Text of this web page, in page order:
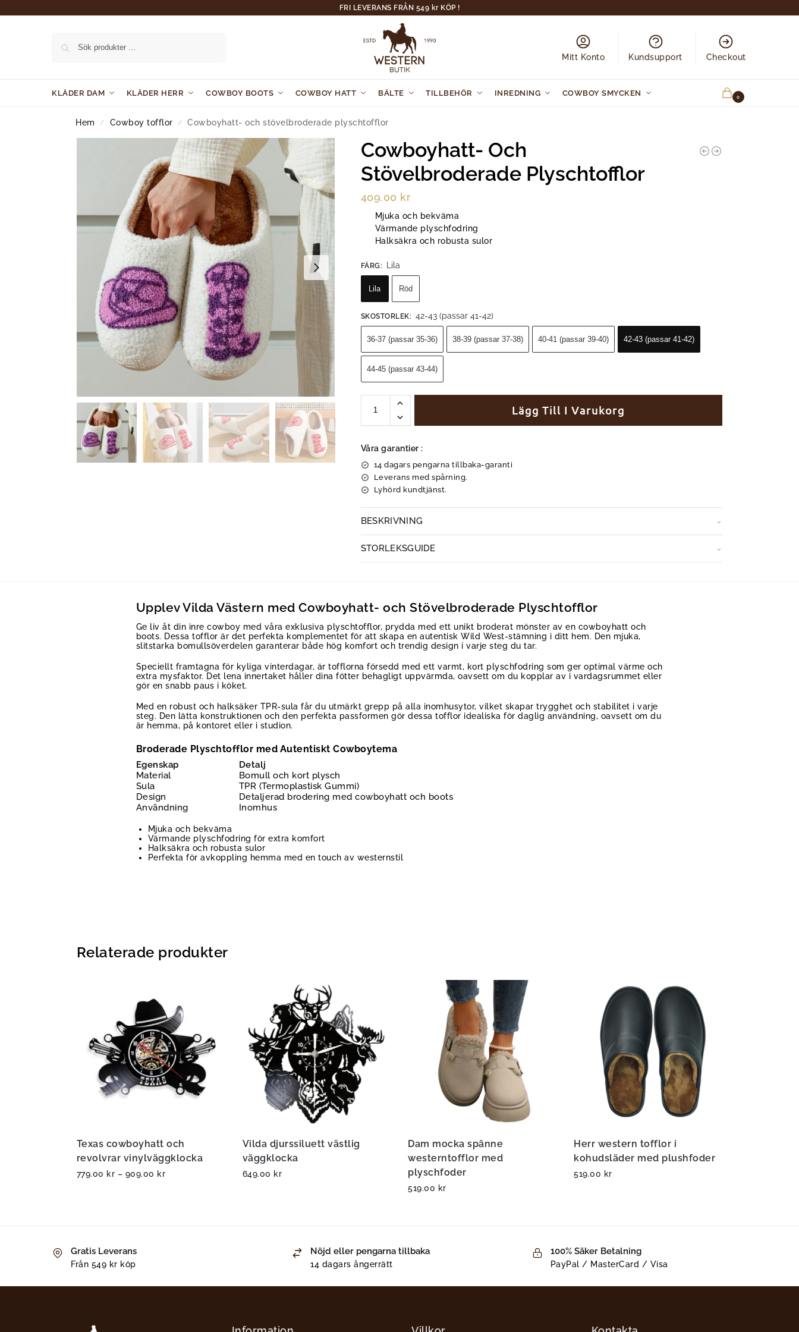
FRI LEVERANS FRÅN 549 kr KÖP !
Mitt Konto Kundsupport Checkout
KLÄDER DAM KLÄDER HERR COWBOY BOOTS COWBOY HATT BÄLTE TILLBEHÖR INREDNING COWBOY SMYCKEN 0
Hem / Cowboy tofflor / Cowboyhatt- och stövelbroderade plyschtofflor
Cowboyhatt- Och
Stövelbroderade Plyschtofflor
409.00 kr
Mjuka och bekväma
Värmande plyschfodring
Halksäkra och robusta sulor
FÄRG: Lila
Lila Röd
SKOSTORLEK: 42-43 (passar 41-42)
36-37 (passar 35-36) 38-39 (passar 37-38) 40-41 (passar 39-40) 42-43 (passar 41-42)
44-45 (passar 43-44)
Lägg Till I Varukorg
Våra garantier :
14 dagars pengarna tillbaka-garanti
Leverans med spårning.
Lyhörd kundtjänst.
BESKRIVNING
STORLEKSGUIDE
Upplev Vilda Västern med Cowboyhatt- och Stövelbroderade Plyschtofflor
Ge liv åt din inre cowboy med våra exklusiva plyschtofflor, prydda med ett unikt broderat mönster av en cowboyhatt och
boots. Dessa tofflor är det perfekta komplementet för att skapa en autentisk Wild West-stämning i ditt hem. Den mjuka,
slitstarka bomullsöverdelen garanterar både hög komfort och trendig design i varje steg du tar.
Speciellt framtagna för kyliga vinterdagar, är tofflorna försedd med ett varmt, kort plyschfodring som ger optimal värme och
extra mysfaktor. Det lena innertaket håller dina fötter behagligt uppvärmda, oavsett om du kopplar av i vardagsrummet eller
gör en snabb paus i köket.
Med en robust och halksäker TPR-sula får du utmärkt grepp på alla inomhusytor, vilket skapar trygghet och stabilitet i varje
steg. Den lätta konstruktionen och den perfekta passformen gör dessa tofflor idealiska för daglig användning, oavsett om du
är hemma, på kontoret eller i studion.
Broderade Plyschtofflor med Autentiskt Cowboytema
Egenskap
Detalj
Material
Bomull och kort plysch
Sula
TPR (Termoplastisk Gummi)
Design
Detaljerad brodering med cowboyhatt och boots
Användning
Inomhus
Mjuka och bekväma
Värmande plyschfodring för extra komfort
Halksäkra och robusta sulor
Perfekta för avkoppling hemma med en touch av westernstil
Relaterade produkter
Texas cowboyhatt och
revolvrar vinylväggklocka
779.00 kr – 909.00 kr
Vilda djurssiluett västlig
väggklocka
649.00 kr
Dam mocka spänne
westerntofflor med
plyschfoder
519.00 kr
Herr western tofflor i
kohudsläder med plushfoder
519.00 kr
Gratis Leverans
Från 549 kr köp
Nöjd eller pengarna tillbaka
14 dagars ångerrätt
100% Säker Betalning
PayPal / MasterCard / Visa